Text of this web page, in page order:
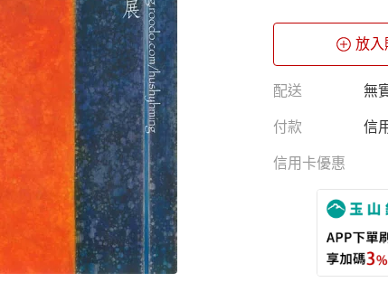
放入
配送 無
付款 信
信用卡優惠